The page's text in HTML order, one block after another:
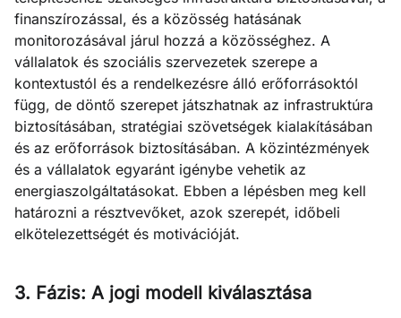
finanszírozással, és a közösség hatásának
monitorozásával járul hozzá a közösséghez. A
vállalatok és szociális szervezetek szerepe a
kontextustól és a rendelkezésre álló erőforrásoktól
függ, de döntő szerepet játszhatnak az infrastruktúra
biztosításában, stratégiai szövetségek kialakításában
és az erőforrások biztosításában. A közintézmények
és a vállalatok egyaránt igénybe vehetik az
energiaszolgáltatásokat. Ebben a lépésben meg kell
határozni a résztvevőket, azok szerepét, időbeli
elkötelezettségét és motivációját.
3. Fázis: A jogi modell kiválasztása